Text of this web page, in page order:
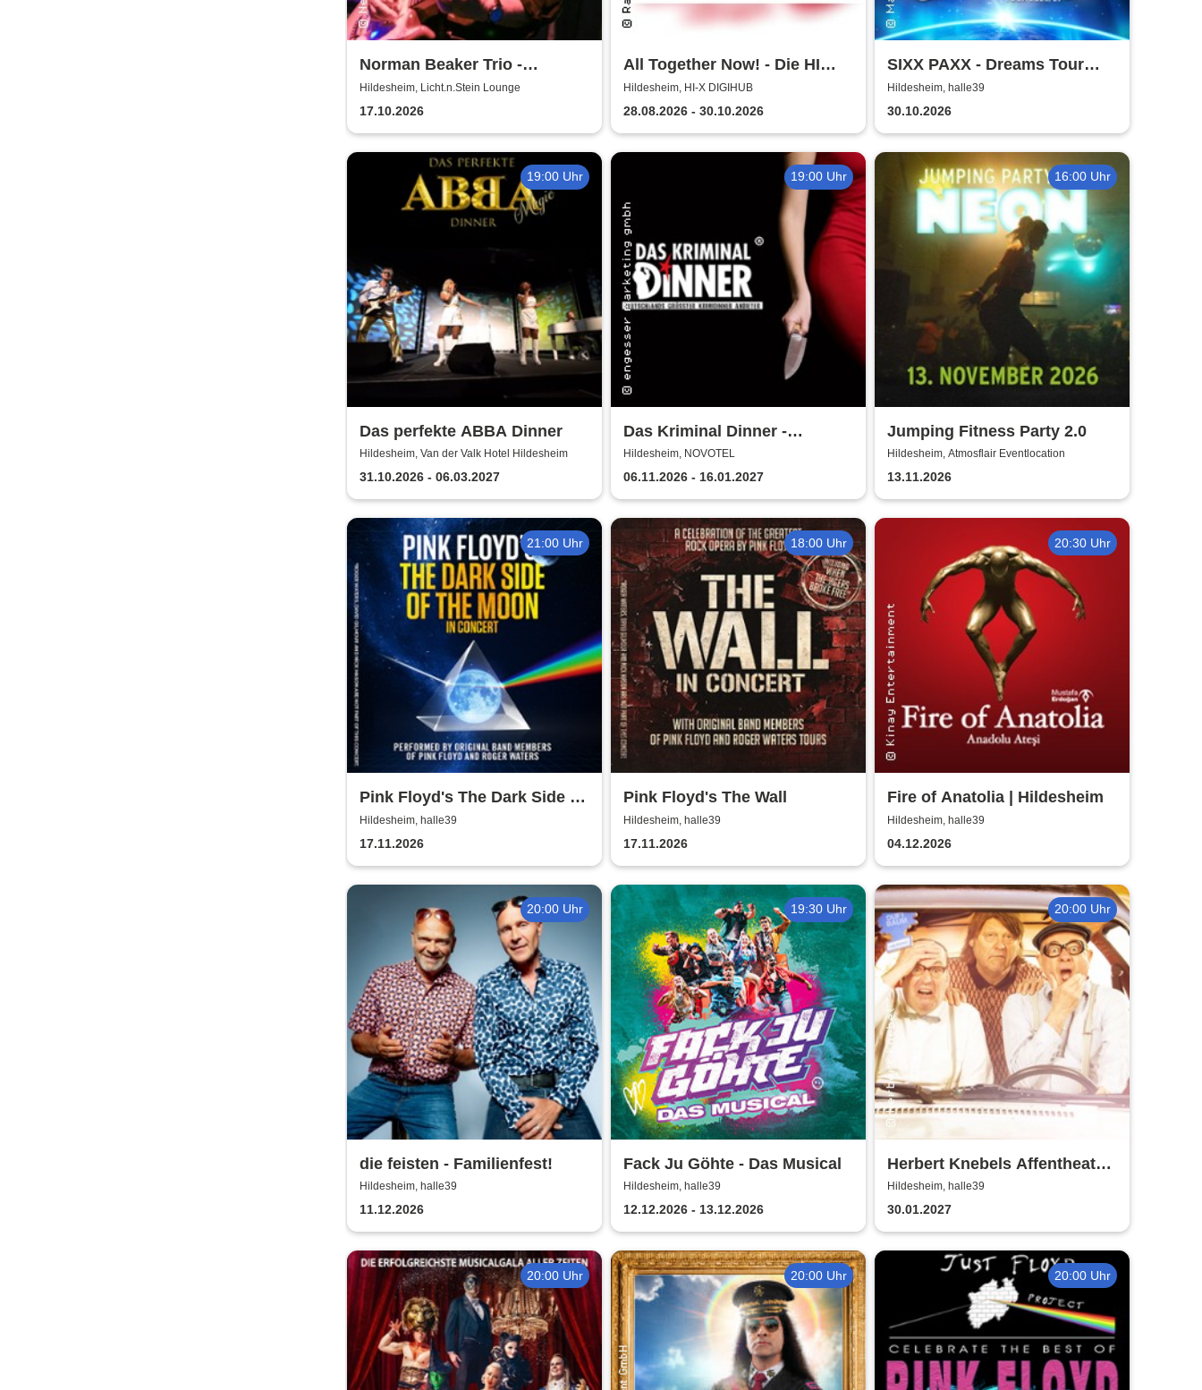
Norman Beaker Trio -
Licht.n.Stein Lounge
Hildesheim, Licht.n.Stein Lounge
17.10.2026
All Together Now! - Die HI
MitSingParty
Hildesheim, HI-X DIGIHUB
28.08.2026 - 30.10.2026
SIXX PAXX - Dreams Tour
2026/27
Hildesheim, halle39
30.10.2026
19:00 Uhr
Das perfekte ABBA Dinner
Hildesheim, Van der Valk Hotel Hildesheim
31.10.2026 - 06.03.2027
19:00 Uhr
Das Kriminal Dinner -
Testament à la Carte
Hildesheim, NOVOTEL
06.11.2026 - 16.01.2027
16:00 Uhr
Jumping Fitness Party 2.0
Hildesheim, Atmosflair Eventlocation
13.11.2026
21:00 Uhr
Pink Floyd's The Dark Side of
the Moon - In Concert
Hildesheim, halle39
17.11.2026
18:00 Uhr
Pink Floyd's The Wall
Hildesheim, halle39
17.11.2026
20:30 Uhr
Fire of Anatolia | Hildesheim
Hildesheim, halle39
04.12.2026
20:00 Uhr
die feisten - Familienfest!
Hildesheim, halle39
11.12.2026
19:30 Uhr
Fack Ju Göhte - Das Musical
Hildesheim, halle39
12.12.2026 - 13.12.2026
20:00 Uhr
Herbert Knebels Affentheater
- Voll Karacho!
Hildesheim, halle39
30.01.2027
20:00 Uhr 20:00 Uhr 20:00 Uhr